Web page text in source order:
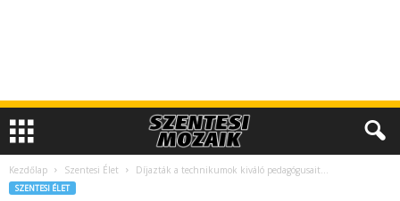
Kezdőlap Szentesi Élet Díjazták a technikumok kiváló pedagógusait…
SZENTESI ÉLET